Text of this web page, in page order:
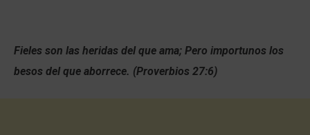
Fieles son las heridas del que ama; Pero importunos los
besos del que aborrece. (Proverbios 27:6)